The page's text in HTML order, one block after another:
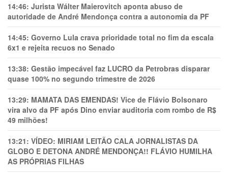
14:46: Jurista Wálter Maierovitch aponta abuso de
autoridade de André Mendonça contra a autonomia da PF
14:45: Governo Lula crava prioridade total no fim da escala
6x1 e rejeita recuos no Senado
13:38: Gestão impecável faz LUCRO da Petrobras disparar
quase 100% no segundo trimestre de 2026
13:29: MAMATA DAS EMENDAS! Vice de Flávio Bolsonaro
vira alvo da PF após Dino enviar auditoria com rombo de R$
49 milhões!
13:21: VÍDEO: MIRIAM LEITÃO CALA JORNALISTAS DA
GLOBO E DETONA ANDRÉ MENDONÇA!! FLÁVIO HUMILHA
AS PRÓPRIAS FILHAS